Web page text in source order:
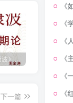
《人生财富靠康波》波动周期论（epub+mobi+azw3+pdf）
下一篇
《
《
《
《
《
《